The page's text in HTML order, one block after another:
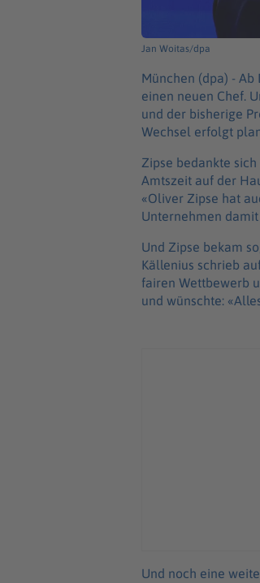
Jan Woitas/dpa
München (dpa) - Ab
einen neuen Chef.
und der bisherige
Wechsel erfolgt
Zipse bedankte
Amtszeit auf der
«Oliver Zipse hat
Unternehmen
Und Zipse bekam
Källenius schrieb
fairen Wettbewerb
und wünschte:
Und noch eine